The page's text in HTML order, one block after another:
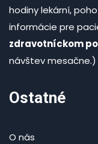
hodiny lekární,
informácie pre
zdravotníckom
návštev mesačne.)
Ostatné
O nás